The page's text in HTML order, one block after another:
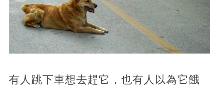
有人跳下車想去趕它，也有人以為它餓